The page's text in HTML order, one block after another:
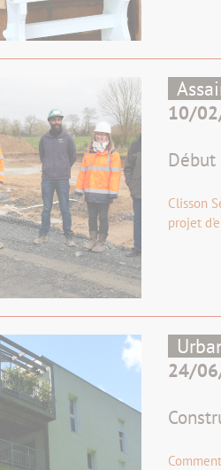
10/
Clisson
projet
24/